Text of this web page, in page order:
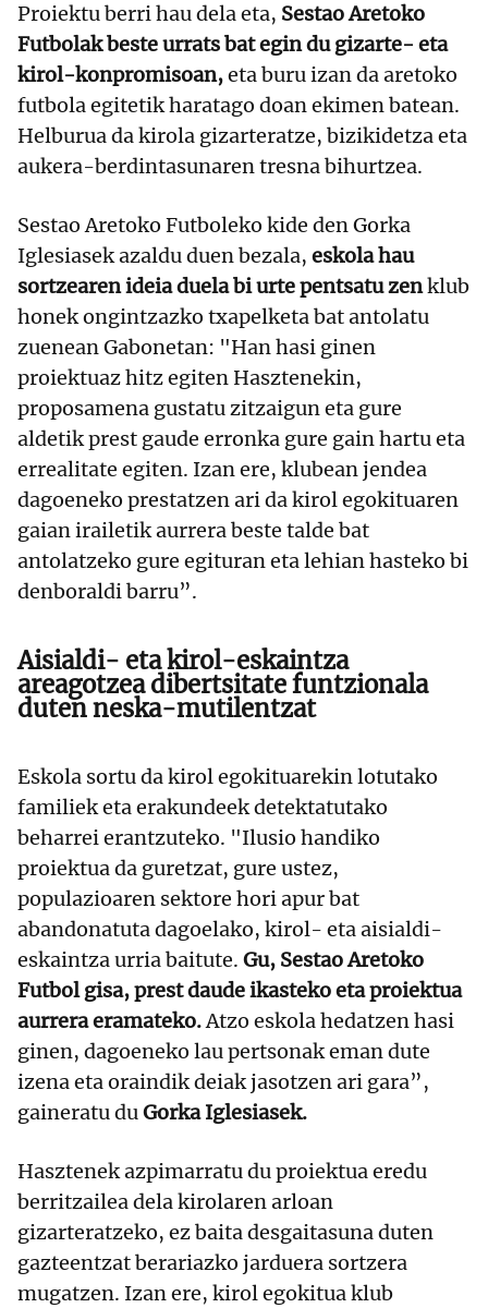
Proiektu berri hau dela eta, Sestao Aretoko
Futbolak beste urrats bat egin du gizarte- eta
kirol-konpromisoan,eta buru izan da aretoko
futbola egitetik haratago doan ekimen batean.
Helburua da kirola gizarteratze, bizikidetza eta
aukera-berdintasunaren tresna bihurtzea.
Sestao Aretoko Futboleko kide den Gorka
Iglesiasek azaldu duen bezala, eskola hau
sortzearen ideia duela bi urte pentsatu zenklub
honek ongintzazko txapelketa bat antolatu
zuenean Gabonetan: "Han hasi ginen
proiektuaz hitz egiten Hasztenekin,
proposamena gustatu zitzaigun eta gure
aldetik prest gaude erronka gure gain hartu eta
errealitate egiten. Izan ere, klubean jendea
dagoeneko prestatzen ari da kirol egokituaren
gaian irailetik aurrera beste talde bat
antolatzeko gure egituran eta lehian hasteko bi
denboraldi barru”.
Aisialdi- eta kirol-eskaintza
areagotzea dibertsitate funtzionala
duten neska-mutilentzat
Eskola sortu da kirol egokituarekin lotutako
familiek eta erakundeek detektatutako
beharrei erantzuteko. "Ilusio handiko
proiektua da guretzat, gure ustez,
populazioaren sektore hori apur bat
abandonatuta dagoelako, kirol- eta aisialdi-
eskaintza urria baitute. Gu, Sestao Aretoko
Futbol gisa, prest daude ikasteko eta proiektua
aurrera eramateko.Atzo eskola hedatzen hasi
ginen, dagoeneko lau pertsonak eman dute
izena eta oraindik deiak jasotzen ari gara”,
gaineratu duGorka Iglesiasek.
Hasztenek azpimarratu du proiektua eredu
berritzailea dela kirolaren arloan
gizarteratzeko, ez baita desgaitasuna duten
gazteentzat berariazko jarduera sortzera
mugatzen. Izan ere, kirol egokitua klub